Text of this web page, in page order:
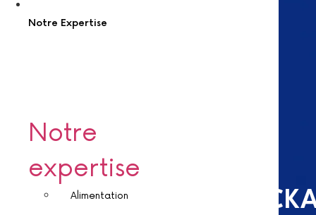
Notre Expertise
Notre
expertise
Alimentation
Accueil>Notre Expertise
EXPERTISES
CONVOYAGE ET